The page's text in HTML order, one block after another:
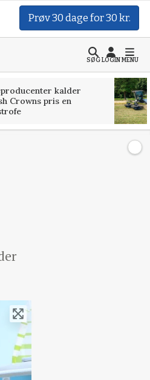
Prøv 30 dage for 30 kr.
SØGLOGINMENU
kalder
Crowns pris en